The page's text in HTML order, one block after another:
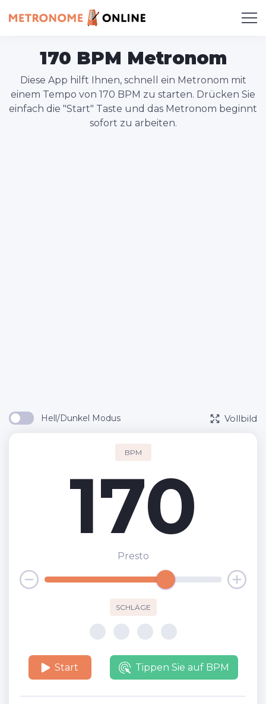
170 BPM Metronom
Diese App hilft Ihnen, schnell ein Metronom mit
einem Tempo von 170 BPM zu starten. Drücken Sie
einfach die "Start" Taste und das Metronom beginnt
sofort zu arbeiten.
Hell/Dunkel Modus Vollbild
BPM
170
Presto
SCHLÄGE
Start Tippen Sie auf BPM